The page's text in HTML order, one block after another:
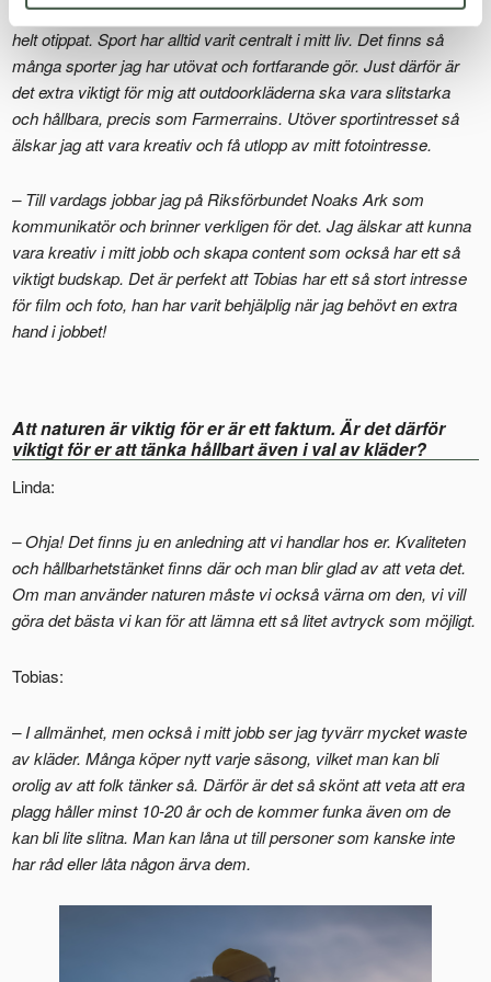
– Jag jobbar ju i en sportbutik på dagarna, vilket kanske inte är
helt otippat. Sport har alltid varit centralt i mitt liv. Det finns så
många sporter jag har utövat och fortfarande gör. Just därför är
det extra viktigt för mig att outdoorkläderna ska vara slitstarka
och hållbara, precis som Farmerrains. Utöver sportintresset så
älskar jag att vara kreativ och få utlopp av mitt fotointresse.
– Till vardags jobbar jag på Riksförbundet Noaks Ark som
kommunikatör och brinner verkligen för det. Jag älskar att kunna
vara kreativ i mitt jobb och skapa content som också har ett så
viktigt budskap. Det är perfekt att Tobias har ett så stort intresse
för film och foto, han har varit behjälplig när jag behövt en extra
hand i jobbet!
Att naturen är viktig för er är ett faktum. Är det därför
viktigt för er att tänka hållbart även i val av kläder?
Linda:
– Ohja! Det finns ju en anledning att vi handlar hos er. Kvaliteten
och hållbarhetstänket finns där och man blir glad av att veta det.
Om man använder naturen måste vi också värna om den, vi vill
göra det bästa vi kan för att lämna ett så litet avtryck som möjligt.
Tobias:
– I allmänhet, men också i mitt jobb ser jag tyvärr mycket waste
av kläder. Många köper nytt varje säsong, vilket man kan bli
orolig av att folk tänker så. Därför är det så skönt att veta att era
plagg håller minst 10-20 år och de kommer funka även om de
kan bli lite slitna. Man kan låna ut till personer som kanske inte
har råd eller låta någon ärva dem.